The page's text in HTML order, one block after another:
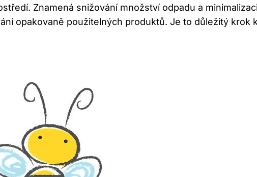
Znamená snižování množství odpadu a
opakovaně použitelných produktů. Je to důležitý krok